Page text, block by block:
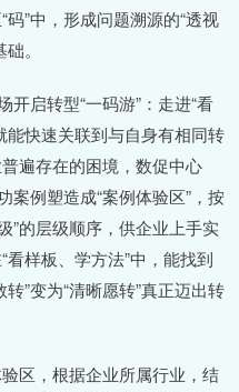
”中，形成问题溯源的“透视
。
启转型“一码游”：走进“看
能快速关联到与自身有相同转
遍存在的困境，数促中心
案例塑造成“案例体验区”，按
”的层级顺序，供企业上手实
样板、学方法”中，能找到
”变为“清晰愿转”真正迈出转
区，根据企业所属行业，结